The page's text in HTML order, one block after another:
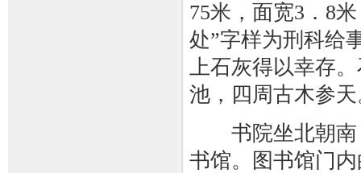
75米，面宽3．8
处”字样为刑科给
上石灰得以幸存
池，四周古木参
书院坐北朝南
书馆。图书馆门